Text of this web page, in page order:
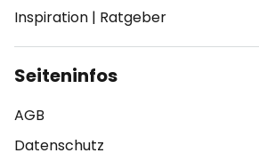
Inspiration | Ratgeber
Seiteninfos
AGB
Datenschutz